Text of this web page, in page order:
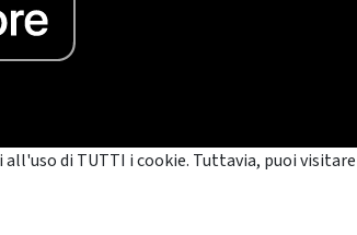
di TUTTI i cookie. Tuttavia, puoi visitare